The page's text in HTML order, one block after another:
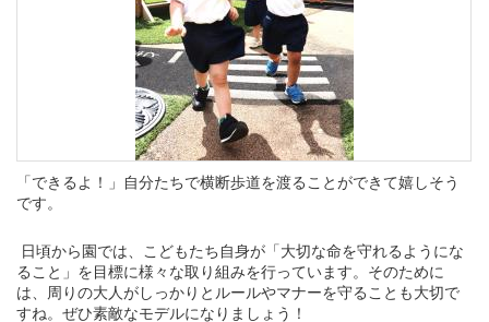
「できるよ！」自分たちで横断歩道を渡ることができて嬉しそう
です。
日頃から園では、 こどもたち自身が「大切な命を守れるようにな
ること」を目標に様々な取り組みを行っています。そのために
は、周りの大人がしっかりとルールやマナーを守ることも大切で
すね。ぜひ素敵なモデルになりましょう！